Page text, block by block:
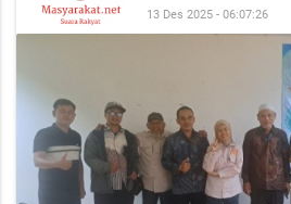
13 Des 2025 - 06:07:26